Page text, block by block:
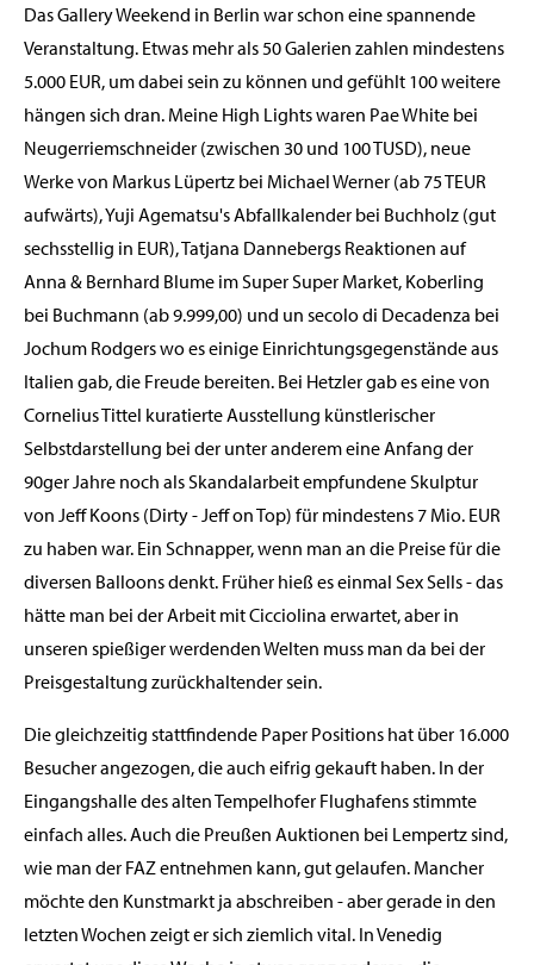
Das Gallery Weekend in Berlin war schon eine spannende
Veranstaltung. Etwas mehr als 50 Galerien zahlen mindestens
5.000 EUR, um dabei sein zu können und gefühlt 100 weitere
hängen sich dran. Meine High Lights waren Pae White bei
Neugerriemschneider (zwischen 30 und 100 TUSD), neue
Werke von Markus Lüpertz bei Michael Werner (ab 75 TEUR
aufwärts), Yuji Agematsu's Abfallkalender bei Buchholz (gut
sechsstellig in EUR), Tatjana Dannebergs Reaktionen auf
Anna & Bernhard Blume im Super Super Market, Koberling
bei Buchmann (ab 9.999,00) und un secolo di Decadenza bei
Jochum Rodgers wo es einige Einrichtungsgegenstände aus
Italien gab, die Freude bereiten. Bei Hetzler gab es eine von
Cornelius Tittel kuratierte Ausstellung künstlerischer
Selbstdarstellung bei der unter anderem eine Anfang der
90ger Jahre noch als Skandalarbeit empfundene Skulptur
von Jeff Koons (Dirty - Jeff on Top) für mindestens 7 Mio. EUR
zu haben war. Ein Schnapper, wenn man an die Preise für die
diversen Balloons denkt. Früher hieß es einmal Sex Sells - das
hätte man bei der Arbeit mit Cicciolina erwartet, aber in
unseren spießiger werdenden Welten muss man da bei der
Preisgestaltung zurückhaltender sein.
Die gleichzeitig stattfindende Paper Positions hat über 16.000
Besucher angezogen, die auch eifrig gekauft haben. In der
Eingangshalle des alten Tempelhofer Flughafens stimmte
einfach alles. Auch die Preußen Auktionen bei Lempertz sind,
wie man der FAZ entnehmen kann, gut gelaufen. Mancher
möchte den Kunstmarkt ja abschreiben - aber gerade in den
letzten Wochen zeigt er sich ziemlich vital. In Venedig